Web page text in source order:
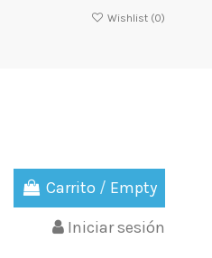
Wishlist (0)
Carrito / Empty
Iniciar sesión